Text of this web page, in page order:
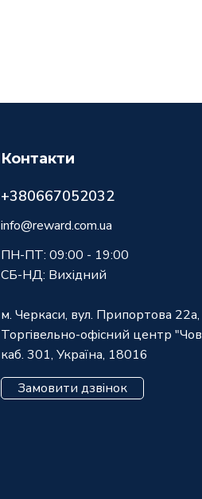
Контакти
+380667052032
info@reward.com.ua
ПН-ПТ: 09:00 - 19:00
СБ-НД: Вихідний
м. Черкаси, вул. Припортова 22а,
Торгівельно-офісний центр
каб. 301, Україна, 18016
Замовити дзвінок